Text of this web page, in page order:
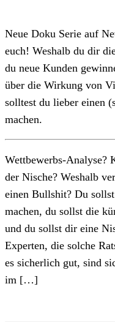
Neue Doku Serie auf
euch! Weshalb du dir
du neue Kunden
über die Wirkung von
solltest du lieber einen
machen.
Wettbewerbs-Analyse?
der Nische? Weshalb
einen Bullshit? Du
machen, du sollst die
und du sollst dir eine
Experten, die solche
es sicherlich gut, sind
im […]